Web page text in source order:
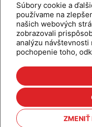
Súbory cookie a
používame na
našich webových
zobrazovali
analýzu návštevnosti
pochopenie toho,
ZMENIŤ
Domov
Aktuality
Kalkulačky
Na stiahnutie